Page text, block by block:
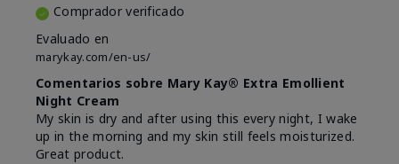
Comprador verificado
Evaluado en
marykay.com/en-us/
Comentarios sobre Mary Kay® Extra Emollient
Night Cream
My skin is dry and after using this every night, I wake
up in the morning and my skin still feels moisturized.
Great product.